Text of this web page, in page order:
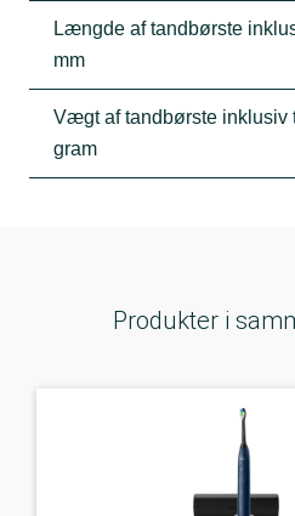
Længde af tandbørste
mm
Vægt af tandbørste inklusiv
gram
Produkter i